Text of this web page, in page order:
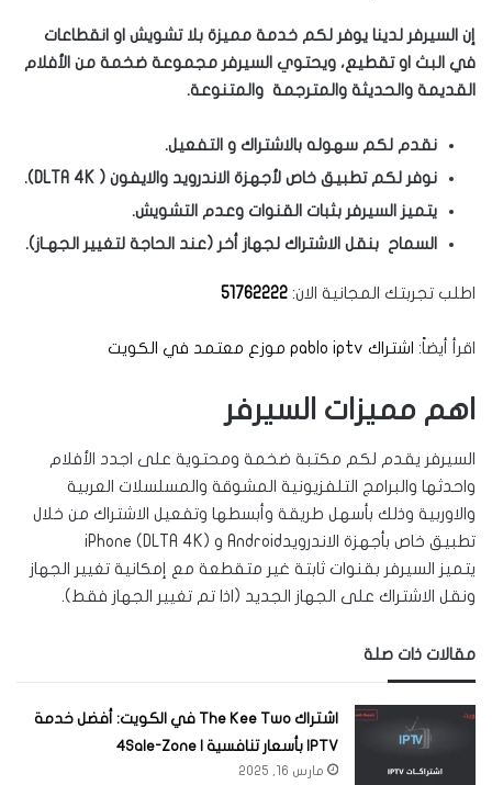
إن السيرفر لدينا يوفر لكم خدمة مميزة بلا تشويش او انقطاعات
في البث او تقطيع، ويحتوي السيرفر مجموعة ضخمة من الأفلام
القديمة والحديثة والمترجمة والمتنوعة.
نقدم لكم سهوله بالاشتراك و التفعيل.
نوفر لكم تطبيق خاص لأجهزة الاندرويد والايفون ( DLTA 4K).
يتميز السيرفر بثبات القنوات وعدم التشويش.
السماح بنقل الاشتراك لجهاز أخر (عند الحاجة لتغيير الجهـاز).
اطلب تجربتك المجانية الان: 51762222
اقرأ أيضاً: اشتراك pablo iptv موزع معتمد في الكويت
اهم مميزات السيرفر
السيرفر يقدم لكم مكتبة ضخمة ومحتوية على اجدد الأفلام
واحدثها والبرامج التلفزيونية المشوقة والمسلسلات العربية
والاوربية وذلك بأسهل طريقة وأبسطها وتفعيل الاشتراك من خلال
تطبيق خاص بأجهزة الاندرويدAndroid
و iPhone (DLTA 4K)
يتميز السيرفر بقنوات ثابتة غير متقطعة مع إمكانية تغيير الجهاز
ونقل الاشتراك على الجهاز الجديد (اذا تم تغيير الجهاز فقط).
مقالات ذات صلة
اشتراك The Kee Two في الكويت: أفضل خدمة
IPTV بأسعار تنافسية | 4Sale-Zone
مارس 16, 2025